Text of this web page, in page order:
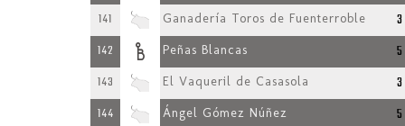
141 Ganadería Toros de Fuenterroble 3
142 Peñas Blancas 5
143 El Vaqueril de Casasola 3
144 Ángel Gómez Núñez 5